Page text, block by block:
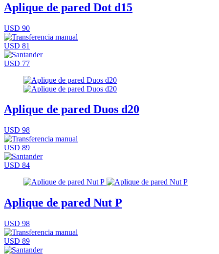
Aplique de pared Dot d15
USD 90
USD 81
USD 77
Aplique de pared Duos d20
USD 98
USD 89
USD 84
Aplique de pared Nut P
USD 98
USD 89